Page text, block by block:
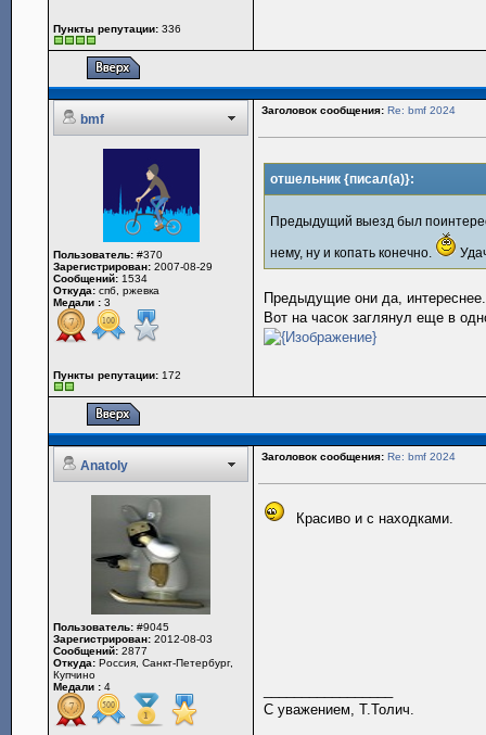
Пункты репутации: 336
bmf
Заголовок сообщения: Re: bmf 2024
Пользователь: #370
Зарегистрирован: 2007-08-29
Сообщений: 1534
Откуда: спб, ржевка
Медали : 3
Пункты репутации: 172
отшельник {писал(а)}:
Предыдущий выезд был
нему, ну и копать конечно.
Предыдущие они да,
Вот на часок заглянул еще в
Anatoly
Заголовок сообщения: Re: bmf 2024
Пользователь: #9045
Зарегистрирован: 2012-08-03
Сообщений: 2877
Откуда: Россия, Санкт-Петербург,
Купчино
Медали : 4
Красиво и с находками.
С уважением, Т.Толич.